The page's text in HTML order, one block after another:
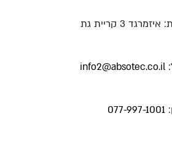
איזמרגד 3 קריית גת
info2@absotec.co.il
077-997-1001